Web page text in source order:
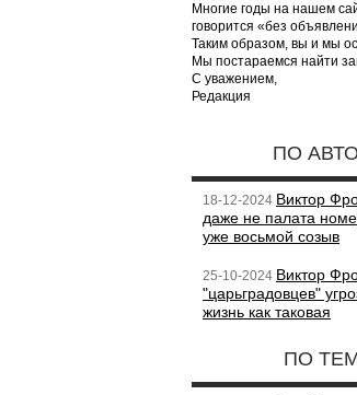
Многие годы на нашем
говорится «без
Таким образом, вы и мы
Мы постараемся найти
С уважением,
Редакция
ПО
18-12-2024 Виктор
даже не палата
уже восьмой созыв
25-10-2024 Виктор
"царьградовцев"
жизнь как таковая
ПО